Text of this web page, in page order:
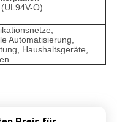
Automatisierung,
Haushaltsgeräte,